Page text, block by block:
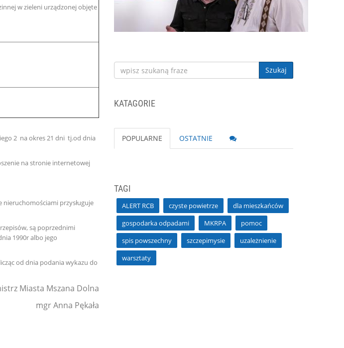
w zieleni urządzonej objęte
2 na okres 21 dni tj.od dnia
na stronie internetowej
przysługuje
są poprzednimi
1990r albo jego
od dnia podania wykazu do
Miasta Mszana Dolna
mgr Anna Pękała
Szukaj
KATAGORIE
POPULARNE OSTATNIE
TAGI
ALERT RCB czyste powietrze
dla mieszkańców
gospodarka odpadami
MKRPA
pomoc
spis powszechny
szczepimysie
uzależnienie
warsztaty